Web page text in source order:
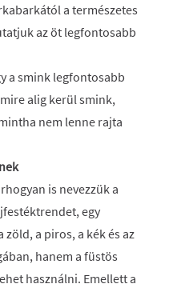
a természetes
az öt legfontosabb
a smink legfontosabb
alig kerül smink,
nem lenne rajta
is nevezzük a
egy
a piros, a kék és az
hanem a füstös
használni. Emellett a